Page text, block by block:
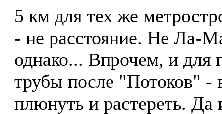
5 км для тех же
- не расстояние. Не Ла-
однако... Впрочем, и для
трубы после "Потоков" -
плюнуть и растереть. Да